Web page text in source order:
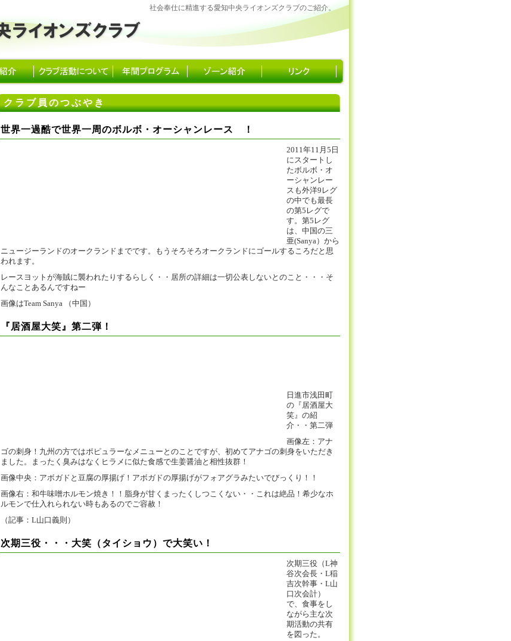
社会奉仕に精進する愛知中央ライオンズクラブのご紹介。
クラブ員のつぶやき
世界一過酷で世界一周のボルボ・オーシャンレース ！
2011年11月5日
にスタートし
たボルボ・オ
ーシャンレー
スも外洋9レグ
の中でも最長
の第5レグで
す。第5レグ
は、中国の三
亜(Sanya）から
ニュージーランドのオークランドまでです。もうそろそろオークランドにゴールするころだと思
われます。
レースヨットが海賊に襲われたりするらしく・・居所の詳細は一切公表しないとのこと・・・そ
んなことあるんですねー
画像はTeam Sanya （中国）
『居酒屋大笑』第二弾！
日進市浅田町
の『居酒屋大
笑』の紹
介・・第二弾
画像左：アナ
ゴの刺身！九州の方ではポピュラーなメニューとのことですが、初めてアナゴの刺身をいただき
ました。まったく臭みはなくヒラメに似た食感で生姜醤油と相性抜群！
画像中央：アボガドと豆腐の厚揚げ！アボガドの厚揚げがフォアグラみたいでびっくり！！
画像右：和牛味噌ホルモン焼き！！脂身が甘くまったくしつこくない・・これは絶品！希少なホ
ルモンで仕入れられない時もあるのでご容赦！
（記事：L山口義則）
次期三役・・・大笑（タイショウ）で大笑い！
次期三役（L神
谷次会長・L稲
吉次幹事・L山
口次会計）
で、食事をし
ながら主な次
期活動の共有
を図った。